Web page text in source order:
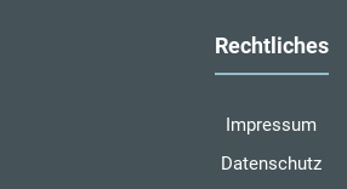
Rechtliches
Impressum
Datenschutz